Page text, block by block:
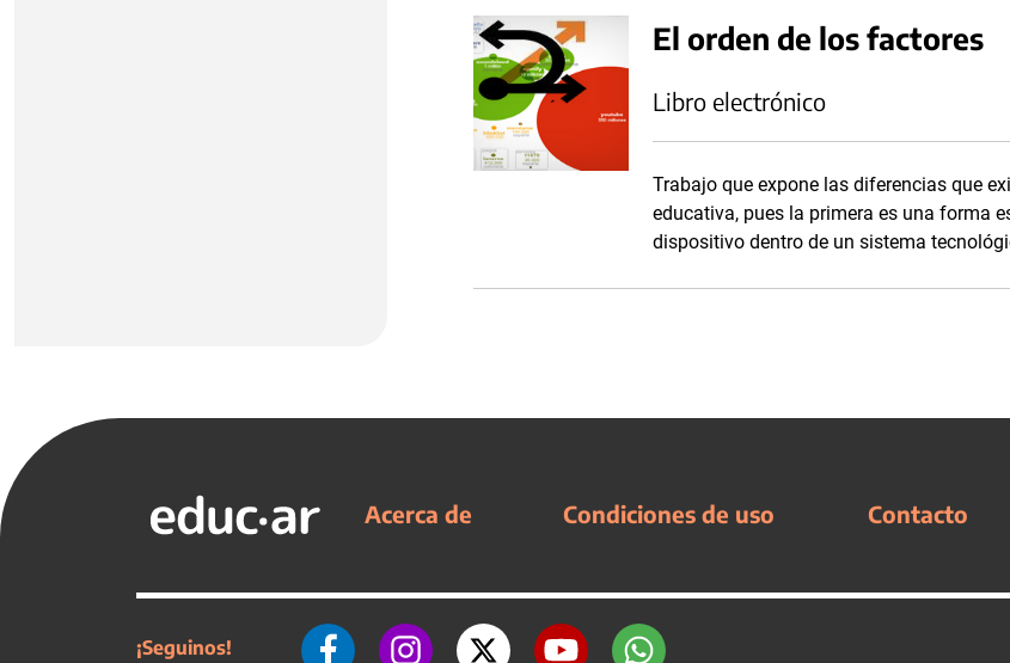
El orden de los factores
Libro electrónico
Trabajo que expone las diferencias que
educativa, pues la primera es una forma
dispositivo dentro de un sistema
Acerca de Condiciones de uso Contacto
¡Seguinos!